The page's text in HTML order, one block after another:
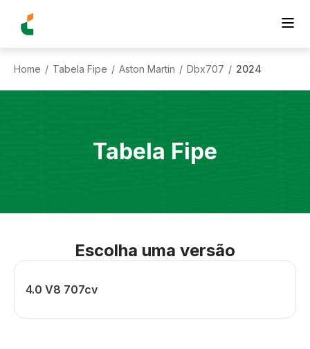
Home / Tabela Fipe / Aston Martin / Dbx707 / 2024
Tabela Fipe
Escolha uma versão
4.0 V8 707cv